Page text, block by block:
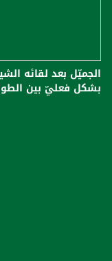
الجميّل بعد لقائه
بشكل فعليّ بين